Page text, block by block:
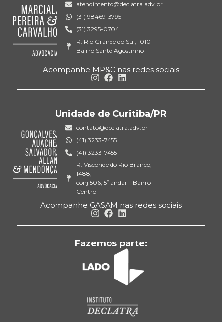
atendimento@declatra.adv.br
(31) 98469-3795
(31) 3295-0704
R. Rio Grande do Sul, 1010 -
Bairro Santo Agostinho
Acompanhe MP&C nas redes sociais
Unidade de Curitiba/PR
contato@declatra.adv.br
(41) 3233-7455
(41) 3233-7455
R. Visconde do Rio Branco,
1488,
conj 506, 5º andar - Bairro
Centro
Acompanhe GASAM nas redes sociais
Fazemos parte: